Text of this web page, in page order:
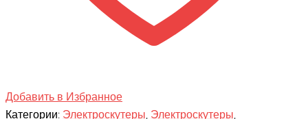
Добавить в Избранное
Категории: Электроскутеры Электроскутеры